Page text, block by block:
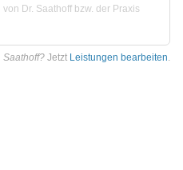
Dr. Saathoff bzw. der Praxis
Saathoff? Jetzt Leistungen bearbeiten.